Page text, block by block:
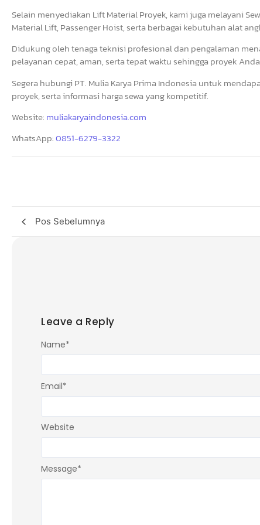
Selain menyediakan Lift Material Proyek, kami juga melayani
Material Lift, Passenger Hoist, serta berbagai kebutuhan alat
Didukung oleh tenaga teknisi profesional dan pengalaman
pelayanan cepat, aman, serta tepat waktu sehingga proyek
Segera hubungi PT. Mulia Karya Prima Indonesia untuk
proyek, serta informasi harga sewa yang kompetitif.
Website: muliakaryaindonesia.com
WhatsApp:0851-6279-3322
Pos Sebelumnya
Leave a Reply
Message*
Name*
Email*
Website